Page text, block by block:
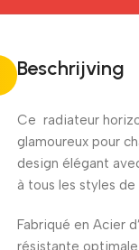
Beschrijving
Ce radiateur
glamoureux pour
design élégant
à tous les styles
Fabriqué en Acier
résistante optimale